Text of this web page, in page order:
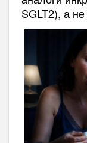
SGLT2), а